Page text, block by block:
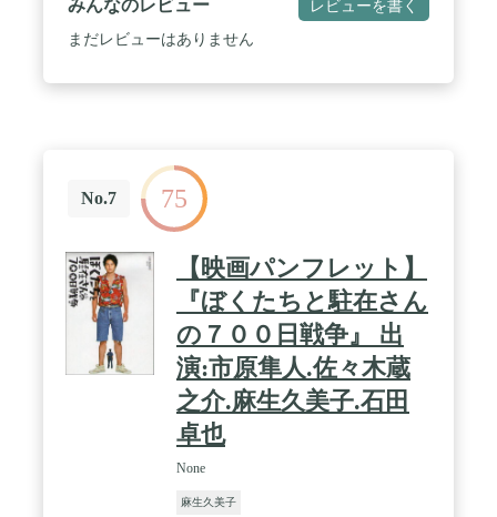
みんなのレビュー レビューを書く
まだレビューはありません
No.7 75
【映画パンフレット】
『ぼくたちと駐在さん
の７００日戦争』 出
演:市原隼人.佐々木蔵
之介.麻生久美子.石田
卓也
None
麻生久美子